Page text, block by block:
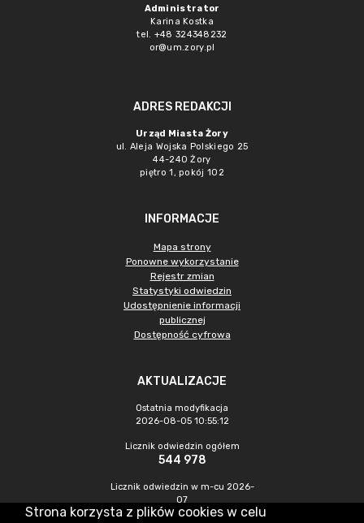
Administrator
Karina Kostka
tel. +48 324348232
or@um.zory.pl
ADRES REDAKCJI
Urząd Miasta Żory
ul. Aleja Wojska Polskiego 25
44-240 Żory
piętro 1, pokój 102
INFORMACJE
Mapa strony
Ponowne wykorzystanie
Rejestr zmian
Statystyki odwiedzin
Udostępnienie informacji
publicznej
Dostępność cyfrowa
AKTUALIZACJE
Ostatnia modyfikacja
2026-08-05 10:55:12
Licznik odwiedzin ogółem
544 978
Licznik odwiedzin w m-cu 2026-
07
994
Strona korzysta z plików cookies w celu